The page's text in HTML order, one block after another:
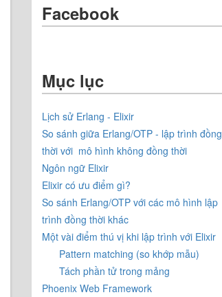
Facebook
Mục lục
Lịch sử Erlang - Elixir
So sánh giữa Erlang/OTP - lập trình đồng
thời với mô hình không đồng thời
Ngôn ngữ Elixir
Elixir có ưu điểm gì?
So sánh Erlang/OTP với các mô hình lập
trình đồng thời khác
Một vài điểm thú vị khi lập trình với Elixir
Pattern matching (so khớp mẫu)
Tách phần tử trong mảng
Phoenix Web Framework